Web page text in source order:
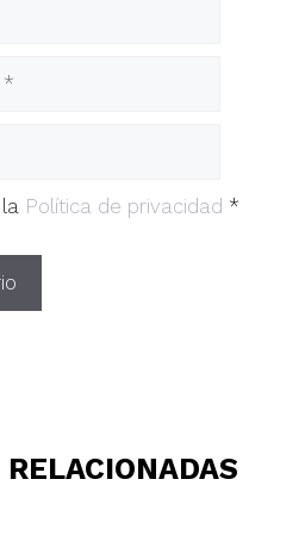
Política de privacidad *